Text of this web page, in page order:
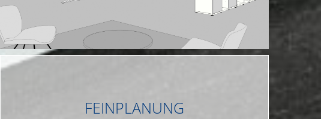
FEINPLANUNG